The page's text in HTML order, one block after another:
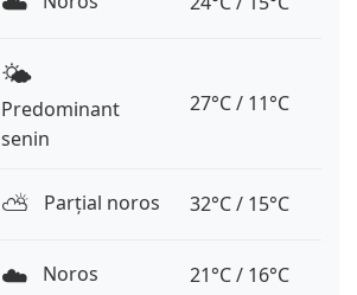
🌤️
Predominant
senin
27°C / 11°C
⛅️ Parțial noros 32°C / 15°C
☁️ Noros 21°C / 16°C